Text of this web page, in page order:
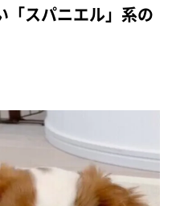
「スパニエル」系の